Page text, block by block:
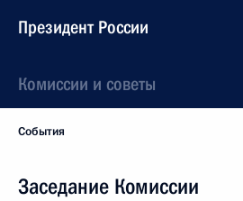
Президент России
Комиссии и советы
События
Заседание Комиссии